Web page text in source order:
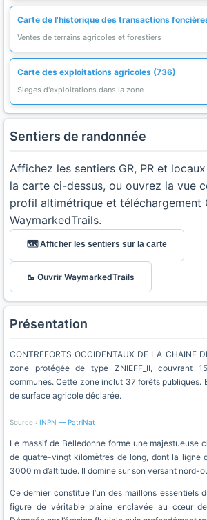
Carte de l'historique des transactions
Ventes de terrains agricoles et forestiers
Carte des exploitations agricoles (736)
Sieges d'exploitations dans la zone
Sentiers de randonnée
Affichez les sentiers GR, PR et
la carte ci-dessus, ou ouvrez la vue
profil altimétrique et téléchargement
WaymarkedTrails.
🗺️ Afficher les sentiers sur la carte
🥾 Ouvrir WaymarkedTrails
Présentation
CONTREFORTS OCCIDENTAUX DE LA CHAINE
zone protégée de type ZNIEFF_II, couvrant
communes. Cette zone inclut 37 forêts publiques.
de surface agricole déclarée.
Source : INPN — PatriNat
Le massif de Belledonne forme une majestueuse
de quatre-vingt kilomètres de long, dont la ligne
3000 m d’altitude. Il domine sur son versant nord-
Ce dernier constitue l’un des maillons essentiels
figure de véritable plaine enclavée au cœur